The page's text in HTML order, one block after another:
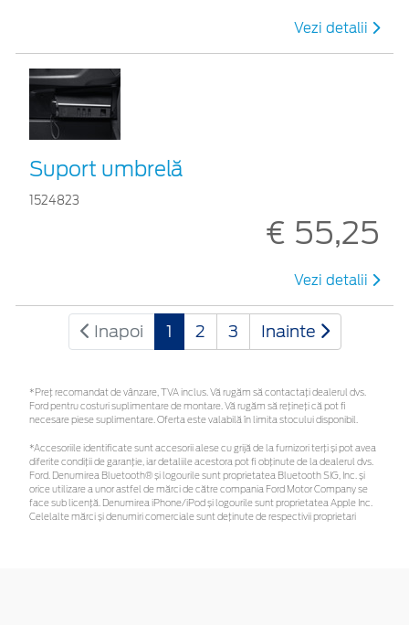
Vezi detalii
Suport umbrelă
1524823
€ 55,25
Vezi detalii
Inapoi 1 2 3 Inainte
*Preţ recomandat de vânzare, TVA inclus. Vă rugăm să contactaţi dealerul dvs.
Ford pentru costuri suplimentare de montare. Vă rugăm să rețineți că pot fi
necesare piese suplimentare. Oferta este valabilă în limita stocului disponibil.
*Accesoriile identificate sunt accesorii alese cu grijă de la furnizori terți și pot avea
diferite condiții de garanție, iar detaliile acestora pot fi obținute de la dealerul dvs.
Ford. Denumirea Bluetooth® și logourile sunt proprietatea Bluetooth SIG, Inc. și
orice utilizare a unor astfel de mărci de către compania Ford Motor Company se
face sub licență. Denumirea iPhone/iPod și logourile sunt proprietatea Apple Inc.
Celelalte mărci și denumiri comerciale sunt deținute de respectivii proprietari